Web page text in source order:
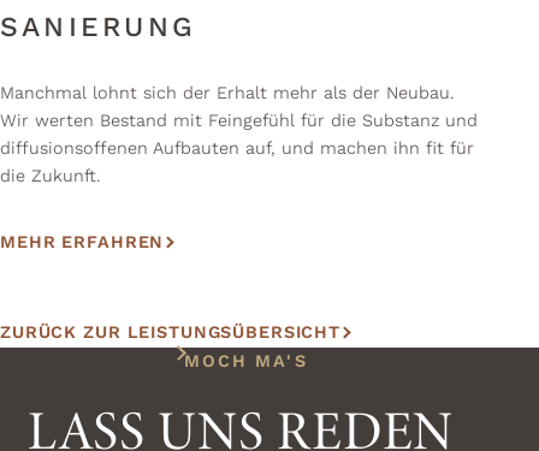
SANIERUNG
Manchmal lohnt sich der Erhalt mehr als der Neubau.
Wir werten Bestand mit Feingefühl für die Substanz und
diffusionsoffenen Aufbauten auf, und machen ihn fit für
die Zukunft.
MEHR ERFAHREN
ZURÜCK ZUR LEISTUNGSÜBERSICHT
MOCH MA'S
LASS UNS REDEN